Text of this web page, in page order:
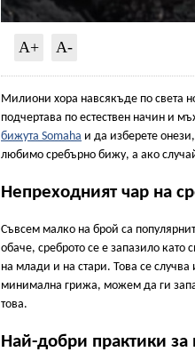
A+ A-
Милиони хора навсякъде по света
подчертава по естествен начин и
бижута Somaha и да изберете
любимо сребърно бижу, а ако
Непреходният чар на
Съвсем малко на брой са
обаче, среброто се е запазило като
на млади и на стари. Това се
минимална грижа, можем да ги
това.
Най-добри практики за